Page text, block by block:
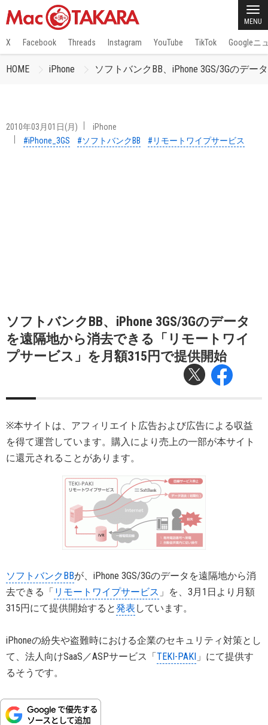
MENU
X Facebook Threads Instagram YouTube TikTok Googleニ
HOME iPhone ソフトバンクBB、iPhone 3GS/3Gのデ
2010年03月01日(月)
iPhone
#iPhone_3GS
#ソフトバンクBB #リモートワイプサービス
ソフトバンクBB、iPhone 3GS/3Gのデータ
を遠隔地から消去できる「リモートワイ
プサービス」を月額315円で提供開始
※本サイトは、アフィリエイト広告および広告による収益
を得て運営しています。購入により売上の一部が本サイト
に還元されることがあります。
ソフトバンクBBが、iPhone 3GS/3Gのデータを遠隔地から消
去できる「 リモートワイプサービス 」を、3月1日より月額
315円にて提供開始すると発表 しています。
iPhoneの紛失や盗難時における企業のセキュリティ対策とし
て、法人向けSaaS／ASPサービス「TEKI-PAKI 」にて提供す
るそうです。